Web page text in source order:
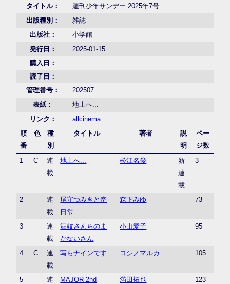
タイトル：
週刊少年サンデー 2025年7号
出版種別：
雑誌
出版社：
小学館
発行日：
2025-01-15
購入日：
読了日：
管理番号：
202507
表紙：
地上へ...
リンク：
allcinema
順
番
色
種
別
タイトル 著者
説
明
ペー
ジ数
1
C
連
載
地上へ... 松江名俊
新
連
載
3
2
連
載
尾守つみきと奇
日常
森下みゆ 73
3
連
載
舞妓さんちのま
かないさん
小山愛子 95
4 C
連
載
写らナインです コシノマルカ 105
5
連
MAJOR 2nd 満田拓也 123